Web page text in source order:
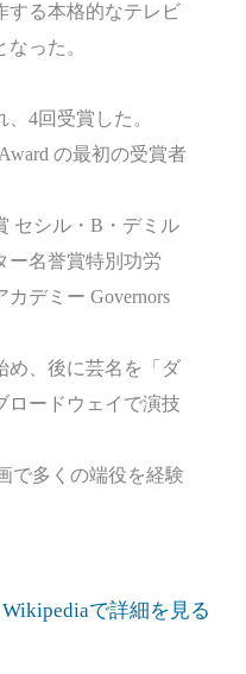
する本格的なテレビ
った。
4回受賞した。
の最初の受賞者
セシル・B・デミル
ー名誉賞特別功労
デミー Governors
め、後に芸名を「ダ
ロードウェイで演技
で多くの端役を経験
Wikipediaで詳細を見る